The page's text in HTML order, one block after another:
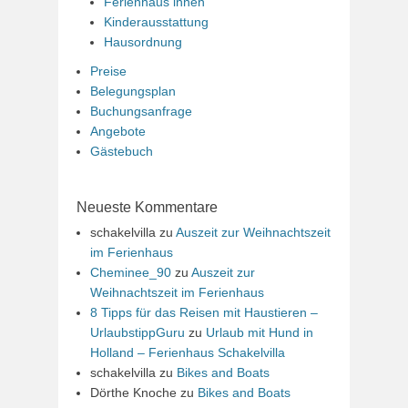
Kinderausstattung
Hausordnung
Preise
Belegungsplan
Buchungsanfrage
Angebote
Gästebuch
Neueste Kommentare
schakelvilla zu Auszeit zur Weihnachtszeit
im Ferienhaus
Cheminee_90 zu Auszeit zur
Weihnachtszeit im Ferienhaus
8 Tipps für das Reisen mit Haustieren –
UrlaubstippGuru zu Urlaub mit Hund in
Holland – Ferienhaus Schakelvilla
schakelvilla zu Bikes and Boats
Dörthe Knoche zu Bikes and Boats